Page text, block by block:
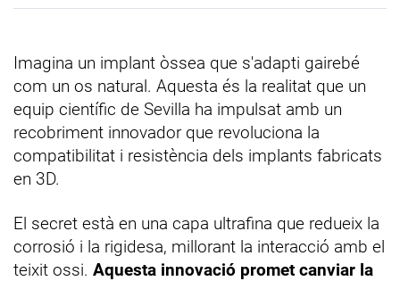
Imagina un implant òssea que s'adapti gairebé
com un os natural. Aquesta és la realitat que un
equip científic de Sevilla ha impulsat amb un
recobriment innovador que revoluciona la
compatibilitat i resistència dels implants fabricats
en 3D.
El secret està en una capa ultrafina que redueix la
corrosió i la rigidesa, millorant la interacció amb el
teixit ossi. Aquesta innovació promet canviar la